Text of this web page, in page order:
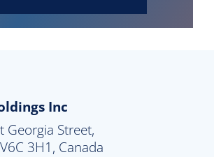
Inc
Georgia Street,
3H1, Canada